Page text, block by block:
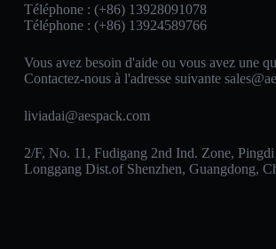
Téléphone : (+86) 13928091078
Téléphone : (+86) 13924589766
Vous avez besoin d'aide ou vous avez une
Contactez-nous à l'adresse suivante
liviadai@aespack.com
2/F, No. 11, Fudigang 2nd Ind. Zone, Pingdi
Longgang Dist.of Shenzhen, Guangdong,